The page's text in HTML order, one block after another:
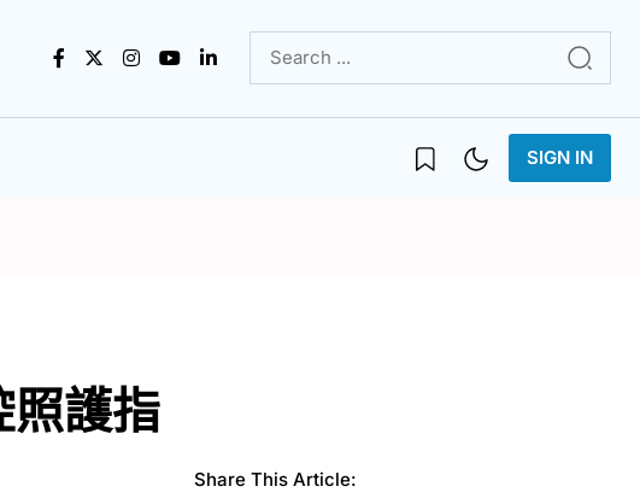
SIGN IN
護指
Share This Article: